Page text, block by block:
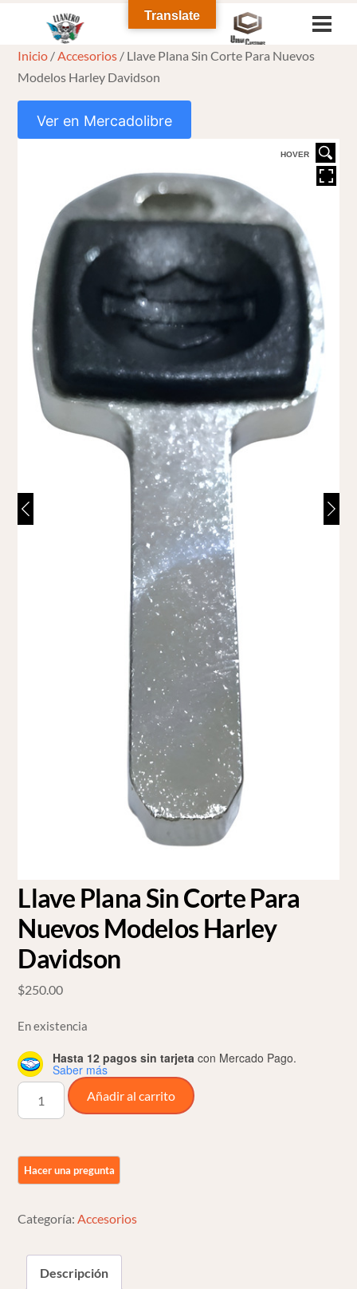
content
Inicio /Accesorios / Llave Plana Sin Corte Para Nuevos
Modelos Harley Davidson
Ver en Mercadolibre
HOVER
Llave Plana Sin Corte Para
Nuevos Modelos Harley
Davidson
$250.00
En existencia
Hasta 12 pagos sin tarjeta con Mercado Pago.
Saber más
Llave
Plana
Para
Modelos
Davidson
cantidad
Añadir al carrito
Categoría: Accesorios
Descripción
Translate